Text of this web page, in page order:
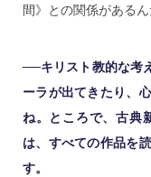
間》との関係があるん
──キリスト教的な考
ーラが出てきたり、
ね。ところで、古典
は、すべての作品を
す。